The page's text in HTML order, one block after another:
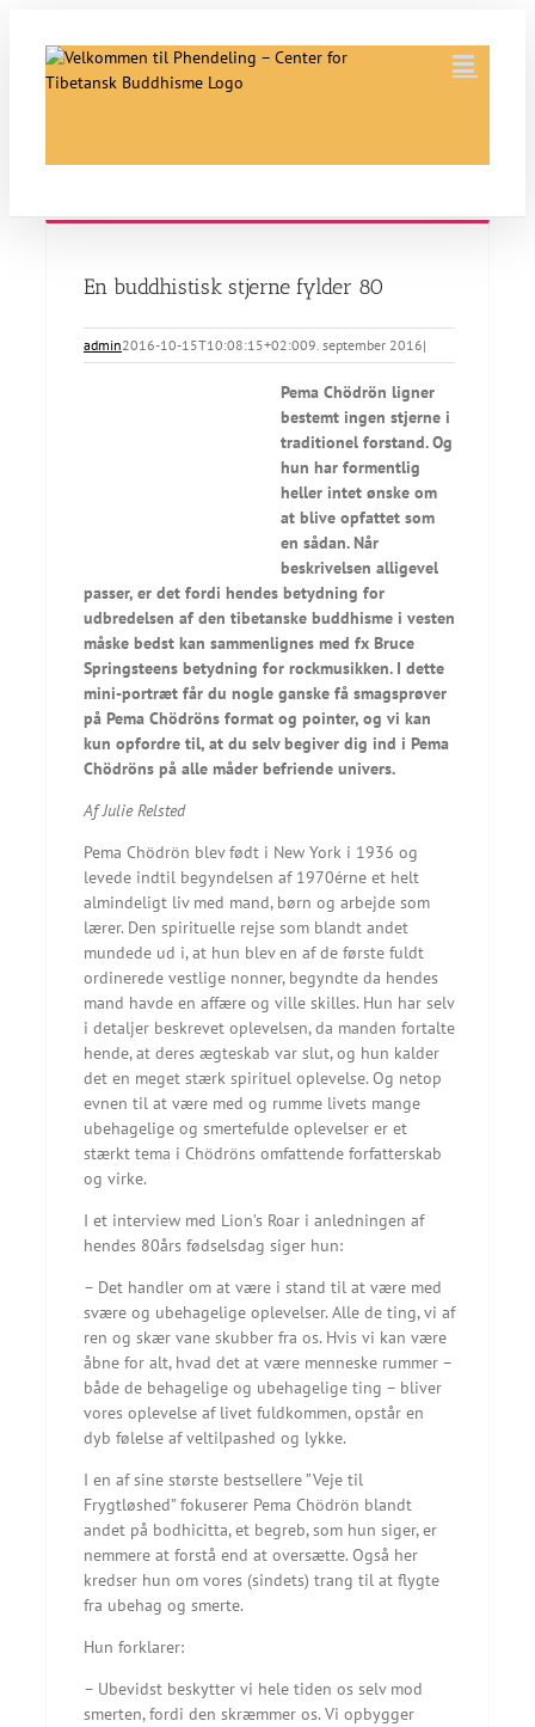
content
En buddhistisk stjerne fylder 80
admin2016-10-15T10:08:15+02:009. september 2016|
Pema Chödrön ligner
bestemt ingen stjerne i
traditionel forstand. Og
hun har formentlig
heller intet ønske om
at blive opfattet som
en sådan. Når
beskrivelsen alligevel
passer, er det fordi hendes betydning for
udbredelsen af den tibetanske buddhisme i vesten
måske bedst kan sammenlignes med fx Bruce
Springsteens betydning for rockmusikken. I dette
mini-portræt får du nogle ganske få smagsprøver
på Pema Chödröns format og pointer, og vi kan
kun opfordre til, at du selv begiver dig ind i Pema
Chödröns på alle måder befriende univers.
Af Julie Relsted
Pema Chödrön blev født i New York i 1936 og
levede indtil begyndelsen af 1970érne et helt
almindeligt liv med mand, børn og arbejde som
lærer. Den spirituelle rejse som blandt andet
mundede ud i, at hun blev en af de første fuldt
ordinerede vestlige nonner, begyndte da hendes
mand havde en affære og ville skilles. Hun har selv
i detaljer beskrevet oplevelsen, da manden fortalte
hende, at deres ægteskab var slut, og hun kalder
det en meget stærk spirituel oplevelse. Og netop
evnen til at være med og rumme livets mange
ubehagelige og smertefulde oplevelser er et
stærkt tema i Chödröns omfattende forfatterskab
og virke.
I et interview med Lion’s Roar i anledningen af
hendes 80års fødselsdag siger hun:
– Det handler om at være i stand til at være med
svære og ubehagelige oplevelser. Alle de ting, vi af
ren og skær vane skubber fra os. Hvis vi kan være
åbne for alt, hvad det at være menneske rummer –
både de behagelige og ubehagelige ting – bliver
vores oplevelse af livet fuldkommen, opstår en
dyb følelse af veltilpashed og lykke.
I en af sine største bestsellere ”Veje til
Frygtløshed” fokuserer Pema Chödrön blandt
andet på bodhicitta, et begreb, som hun siger, er
nemmere at forstå end at oversætte. Også her
kredser hun om vores (sindets) trang til at flygte
fra ubehag og smerte.
Hun forklarer:
– Ubevidst beskytter vi hele tiden os selv mod
smerten, fordi den skræmmer os. Vi opbygger